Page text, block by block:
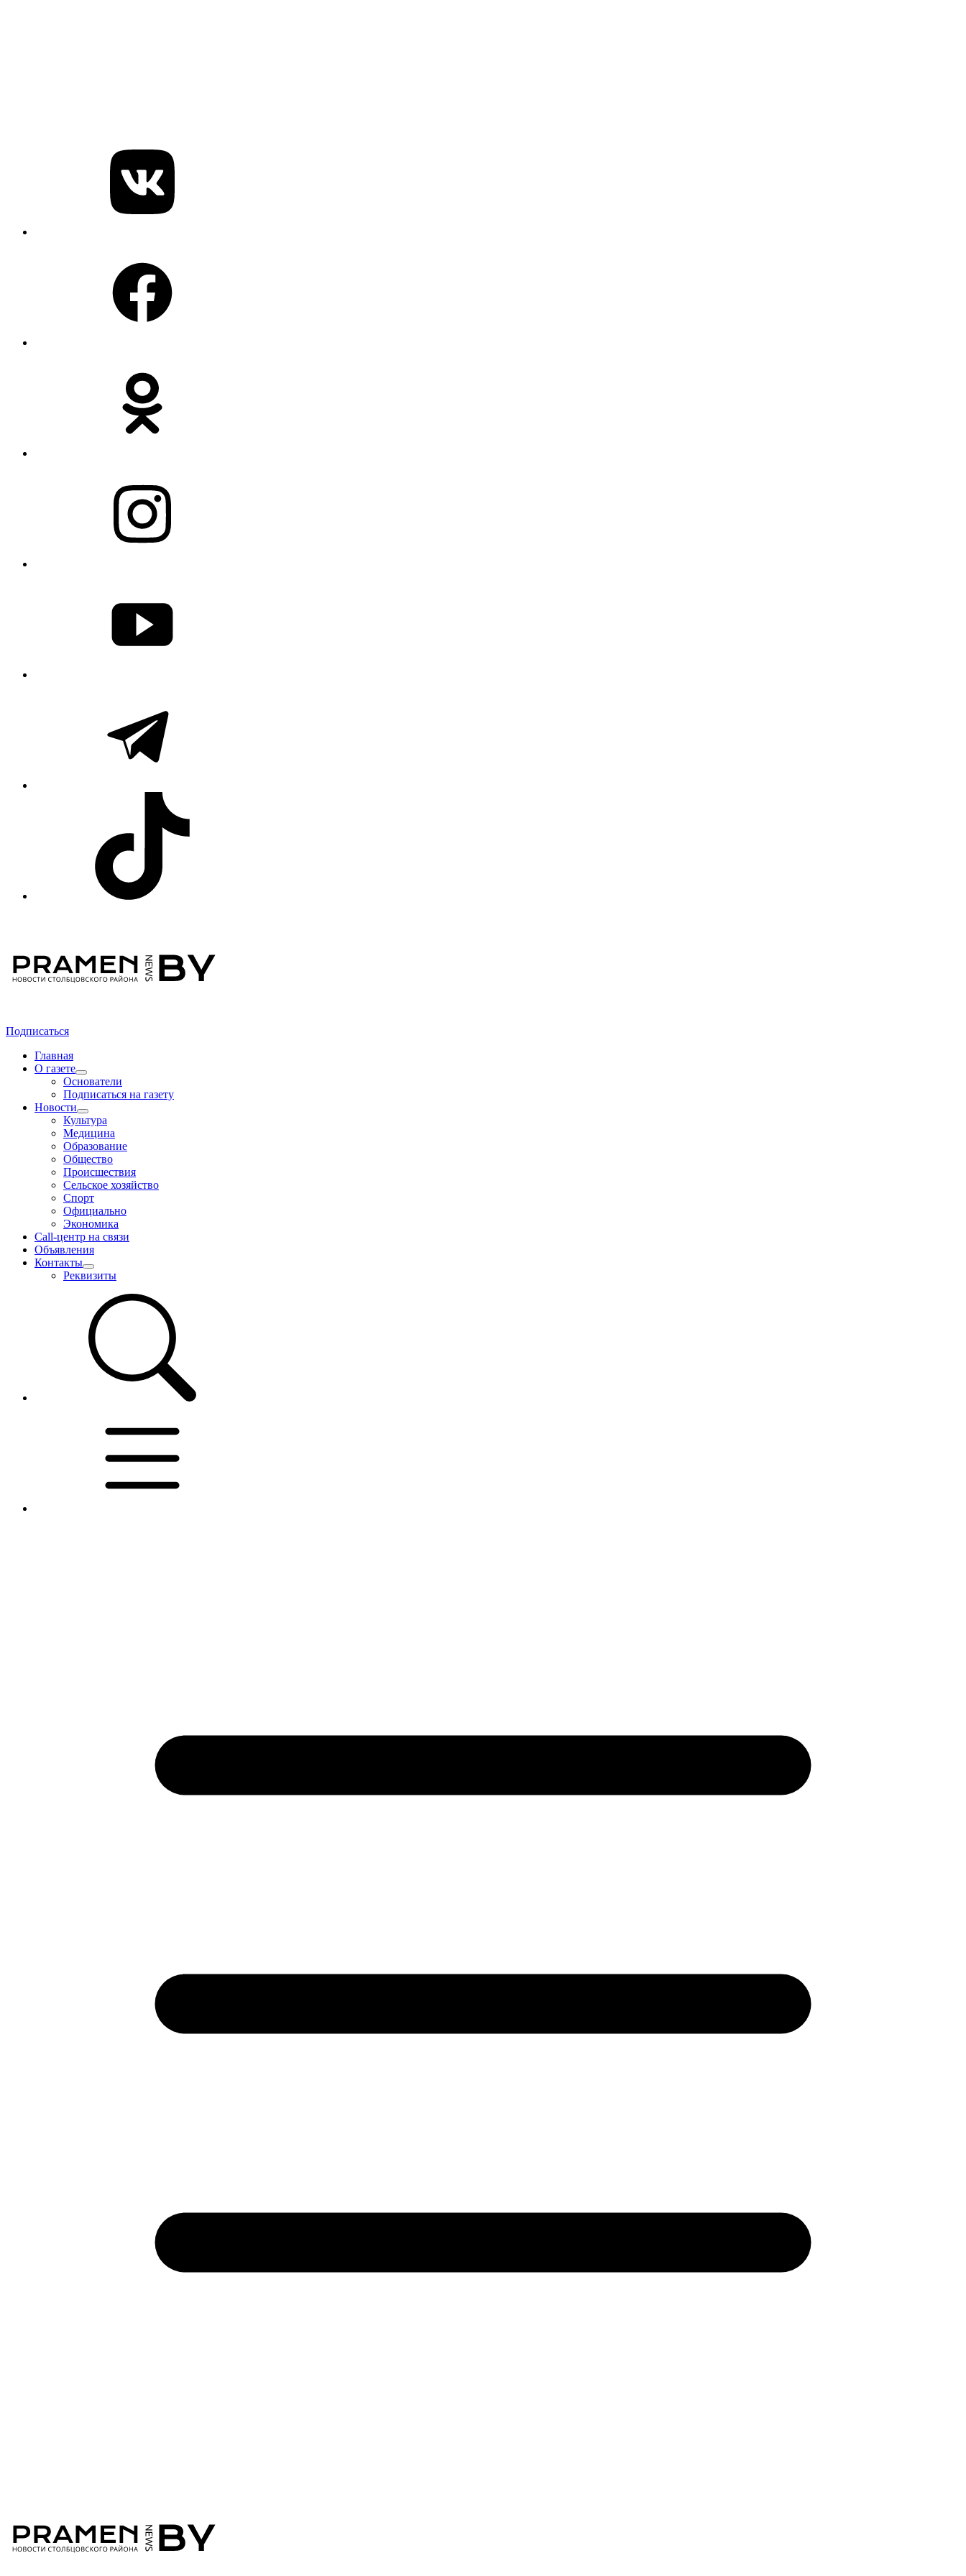
Подписаться
Главная
О газете
Основатели
Подписаться на газету
Новости
Культура
Медицина
Образование
Общество
Происшествия
Сельское хозяйство
Спорт
Официально
Экономика
Call-центр на связи
Объявления
Контакты
Реквизиты